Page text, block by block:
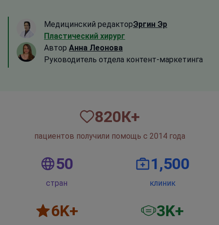
Медицинский редакторЭргин Эр
Пластический хирург
Автор Анна Леонова
Руководитель отдела контент-маркетинга
820К+
пациентов получили помощь с 2014 года
50
стран
1,500
клиник
6K+ 3K+